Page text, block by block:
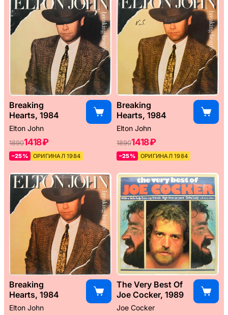
Breaking
Hearts, 1984
Elton John
18901418 ₽
–25% ОРИГИНАЛ 1984
Breaking
Hearts, 1984
Elton John
18901418 ₽
–25% ОРИГИНАЛ 1984
Breaking
Hearts, 1984
Elton John
The Very Best Of
Joe Cocker, 1989
Joe Cocker